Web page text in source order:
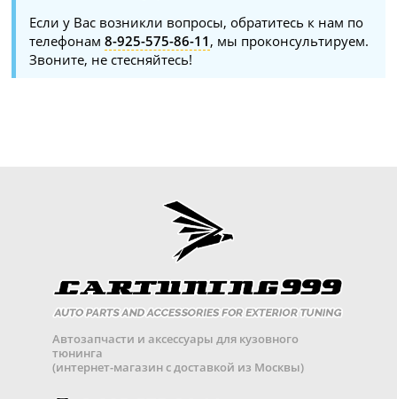
Если у Вас возникли вопросы, обратитесь к нам по
телефонам8-925-575-86-11 , мы проконсультируем.
Звоните, не стесняйтесь!
Автозапчасти и аксессуары для кузовного
тюнинга
(интернет-магазин с доставкой из Москвы)